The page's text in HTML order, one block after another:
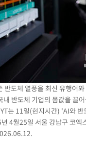
도체 열풍을 최신 유행어
반도체 기업의 몸값을 끌
는 11일(현지시간) 'AI와 반
4월25일 서울 강남구 코엑